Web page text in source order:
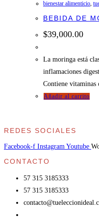
bienestar alimenticio,
BEBIDA DE
$39,000.00
La moringa está
inflamaciones
Contiene
Añadir al carrito
REDES SOCIALES
Facebook-f Instagram Youtube
CONTACTO
57 315 3185333
57 315 3185333